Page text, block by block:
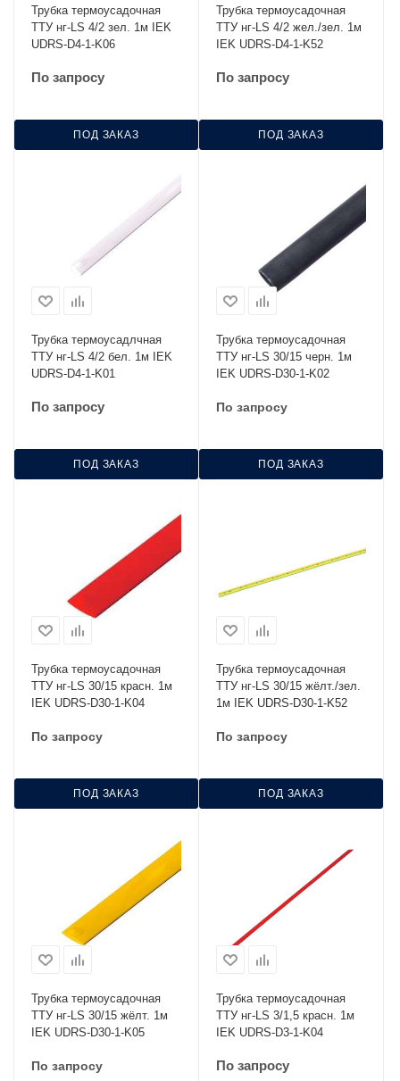
Трубка термоусадочная
ТТУ нг-LS 4/2 зел. 1м IEK
UDRS-D4-1-K06
По запросу
ПОД ЗАКАЗ
Трубка термоусадочная
ТТУ нг-LS 4/2 жел./зел. 1м
IEK UDRS-D4-1-K52
По запросу
ПОД ЗАКАЗ
Трубка термоусадлчная
ТТУ нг-LS 4/2 бел. 1м IEK
UDRS-D4-1-K01
По запросу
ПОД ЗАКАЗ
Трубка термоусадочная
ТТУ нг-LS 30/15 черн. 1м
IEK UDRS-D30-1-K02
По запросу
ПОД ЗАКАЗ
Трубка термоусадочная
ТТУ нг-LS 30/15 красн. 1м
IEK UDRS-D30-1-K04
По запросу
ПОД ЗАКАЗ
Трубка термоусадочная
ТТУ нг-LS 30/15 жёлт./зел.
1м IEK UDRS-D30-1-K52
По запросу
ПОД ЗАКАЗ
Трубка термоусадочная
ТТУ нг-LS 30/15 жёлт. 1м
IEK UDRS-D30-1-K05
По запросу
Трубка термоусадочная
ТТУ нг-LS 3/1,5 красн. 1м
IEK UDRS-D3-1-K04
По запросу